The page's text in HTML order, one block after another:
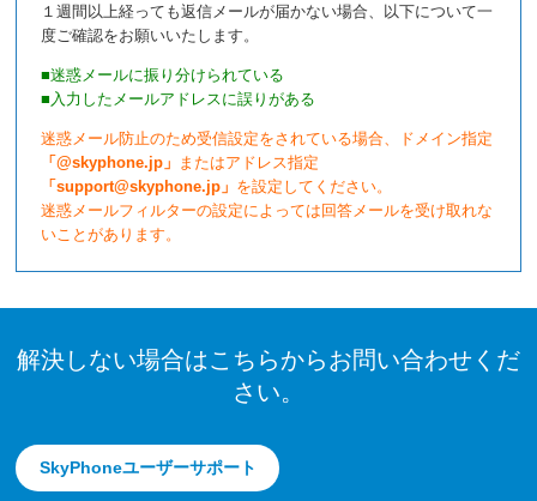
１週間以上経っても返信メールが届かない場合、以下について一
度ご確認をお願いいたします。
■迷惑メールに振り分けられている
■入力したメールアドレスに誤りがある
迷惑メール防止のため受信設定をされている場合、ドメイン指定
「@skyphone.jp」
またはアドレス指定
「support@skyphone.jp」 を設定してください。
迷惑メールフィルターの設定によっては回答メールを受け取れな
いことがあります。
解決しない場合はこちらからお問い合わせくだ
さい。
SkyPhoneユーザーサポート